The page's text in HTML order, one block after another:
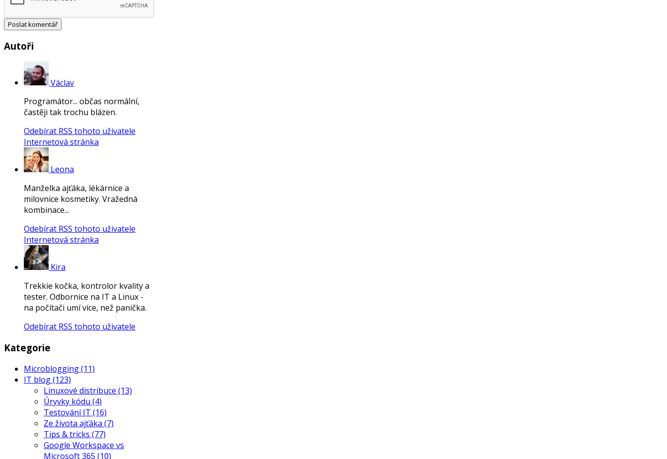
Autoři
Václav
Programátor... občas normální,
častěji tak trochu blázen.
Odebírat RSS tohoto uživatele
Internetová stránka
Leona
Manželka ajťáka, lékárnice a
milovnice kosmetiky. Vražedná
kombinace...
Odebírat RSS tohoto uživatele
Internetová stránka
Kira
Trekkie kočka, kontrolor kvality a
tester. Odbornice na IT a Linux -
na počítači umí více, než panička.
Odebírat RSS tohoto uživatele
Kategorie
Microblogging(11)
IT blog(123)
Linuxové distribuce (13)
Úryvky kódu (4)
Testování IT (16)
Ze života ajťáka (7)
Tips & tricks (77)
Google Workspace vs
Microsoft 365 (10)